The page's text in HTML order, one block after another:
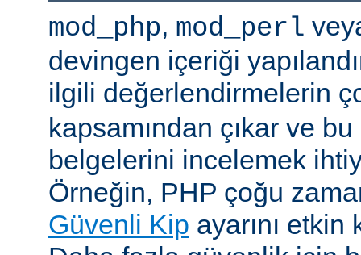
mod_php, mod_perl
devingen içeriği
ilgili değerlendirmelerin
kapsamından çıkar ve
belgelerini incelemek
Örneğin, PHP çoğu
Güvenli Kip ayarını etkin